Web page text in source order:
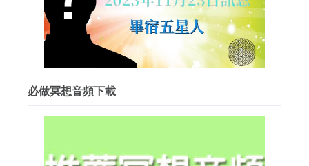
必做冥想音頻下載